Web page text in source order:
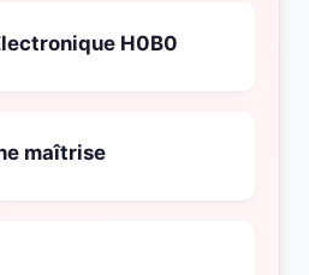
H0B0
maîtrise